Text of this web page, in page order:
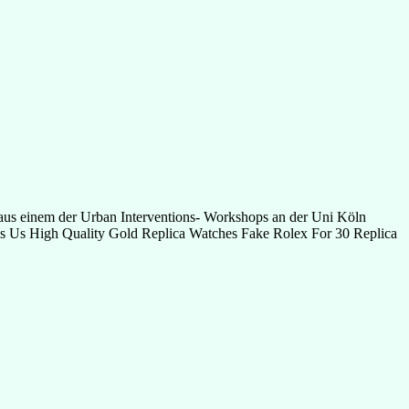
einem der Urban Interventions- Workshops an der Uni Köln
High Quality Gold Replica Watches Fake Rolex For 30 Replica